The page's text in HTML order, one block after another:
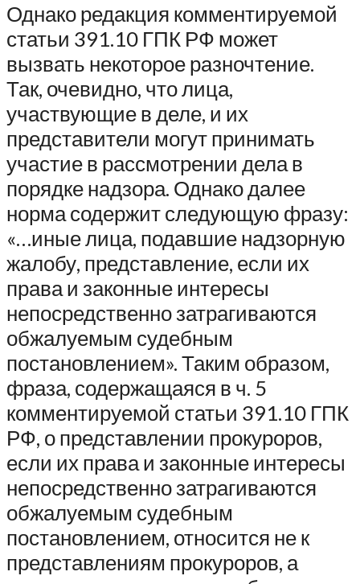
Однако редакция комментируемой
статьи 391.10 ГПК РФ может
вызвать некоторое разночтение.
Так, очевидно, что лица,
участвующие в деле, и их
представители могут принимать
участие в рассмотрении дела в
порядке надзора. Однако далее
норма содержит следующую фразу:
«…иные лица, подавшие надзорную
жалобу, представление, если их
права и законные интересы
непосредственно затрагиваются
обжалуемым судебным
постановлением». Таким образом,
фраза, содержащаяся в ч. 5
комментируемой статьи 391.10 ГПК
РФ, о представлении прокуроров,
если их права и законные интересы
непосредственно затрагиваются
обжалуемым судебным
постановлением, относится не к
представлениям прокуроров, а